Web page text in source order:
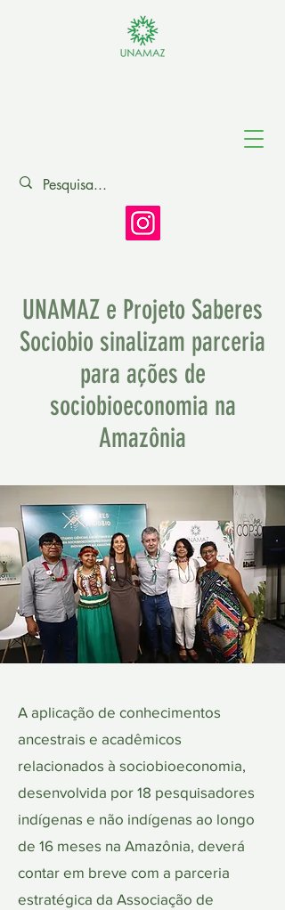
UNAMAZ e Projeto Saberes
Sociobio sinalizam parceria
para ações de
sociobioeconomia na
Amazônia
A aplicação de conhecimentos
ancestrais e acadêmicos
relacionados à sociobioeconomia,
desenvolvida por 18 pesquisadores
indígenas e não indígenas ao longo
de 16 meses na Amazônia, deverá
contar em breve com a parceria
estratégica da Associação de